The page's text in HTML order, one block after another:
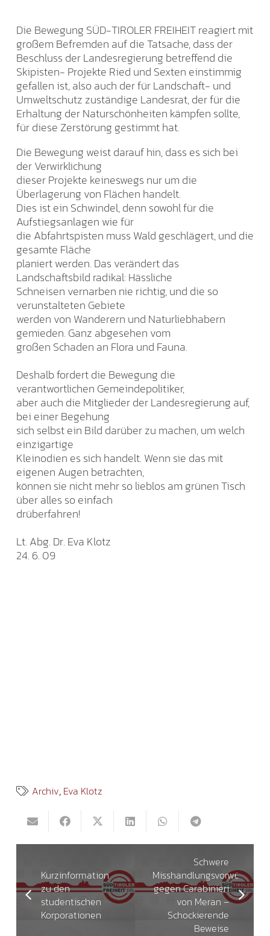
Die Bewegung SÜD-TIROLER FREIHEIT reagiert mit
großem Befremden auf die Tatsache, dass der
Beschluss der Landesregierung betreffend die
Skipisten- Projekte Ried und Sexten einstimmig
gefallen ist, also auch der für Landschaft- und
Umweltschutz zuständige Landesrat, der für die
Erhaltung der Naturschönheiten kämpfen sollte,
für diese Zerstörung gestimmt hat.
Die Bewegung weist darauf hin, dass es sich bei
der Verwirklichung
dieser Projekte keineswegs nur um die
Überlagerung von Flächen handelt.
Dies ist ein Schwindel, denn sowohl für die
Aufstiegsanlagen wie für
die Abfahrtspisten muss Wald geschlägert, und die
gesamte Fläche
planiert werden. Das verändert das
Landschaftsbild radikal: Hässliche
Schneisen vernarben nie richtig, und die so
verunstalteten Gebiete
werden von Wanderern und Naturliebhabern
gemieden. Ganz abgesehen vom
großen Schaden an Flora und Fauna.
Deshalb fordert die Bewegung die
verantwortlichen Gemeindepolitiker,
aber auch die Mitglieder der Landesregierung auf,
bei einer Begehung
sich selbst ein Bild darüber zu machen, um welch
einzigartige
Kleinodien es sich handelt. Wenn sie das mit
eigenen Augen betrachten,
können sie nicht mehr so lieblos am grünen Tisch
über alles so einfach
drüberfahren!
Lt. Abg. Dr. Eva Klotz
24. 6. 09
Archiv, Eva Klotz
Kurzinformation
zu den
studentischen
Korporationen
Schwere
Misshandlungsvorwürfe
gegen Carabinieri
von Meran –
Schockierende
Beweise